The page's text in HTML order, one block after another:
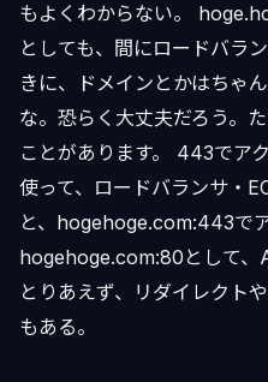
もよくわからない。
としても、間にロードバラ
きに、ドメインとかはちゃ
な。恐らく大丈夫だろう。
ことがあります。 443でア
使って、ロードバランサ・
と、hogehoge.com:443で
hogehoge.com:80として、
とりあえず、リダイレクト
もある。